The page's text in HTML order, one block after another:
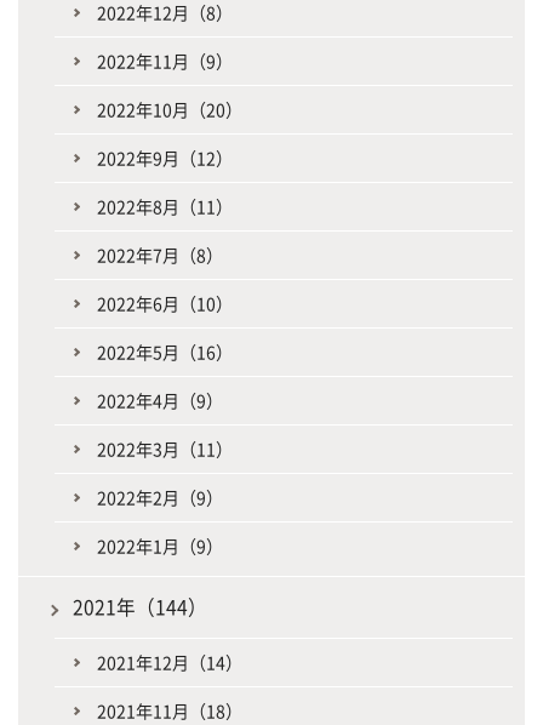
2022年12月（8）
2022年11月（9）
2022年10月（20）
2022年9月（12）
2022年8月（11）
2022年7月（8）
2022年6月（10）
2022年5月（16）
2022年4月（9）
2022年3月（11）
2022年2月（9）
2022年1月（9）
2021年（144）
2021年12月（14）
2021年11月（18）